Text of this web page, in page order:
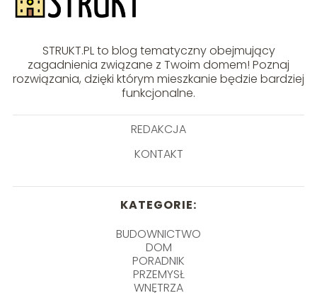
STRUKT.PL to blog tematyczny obejmujący
zagadnienia związane z Twoim domem! Poznaj
rozwiązania, dzięki którym mieszkanie będzie bardziej
funkcjonalne.
REDAKCJA
KONTAKT
KATEGORIE:
BUDOWNICTWO
DOM
PORADNIK
PRZEMYSŁ
WNĘTRZA